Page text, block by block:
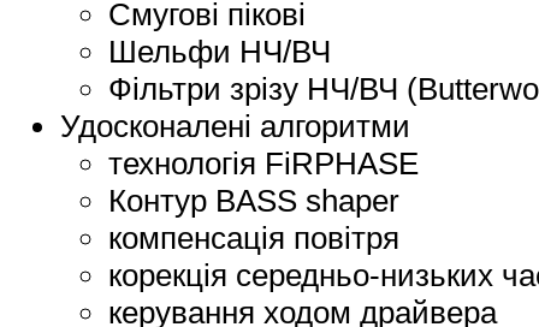
Смугові пікові
Шельфи НЧ/ВЧ
Фільтри зрізу НЧ/ВЧ
Удосконалені алгоритми
технологія FiRPHASE
Контур BASS shaper
компенсація повітря
корекція середньо-низьких
керування ходом драйвера